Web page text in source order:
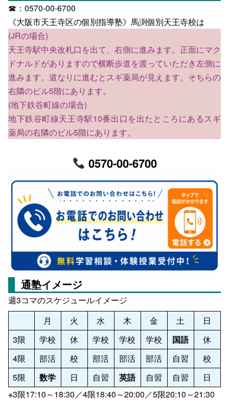
☎：0570-00-6700
《大阪市天王寺区の個別指導塾》馬渕個別天王寺校は
(JRの場合)
天王寺駅中央改札口を出て、右側に進みます。正面にマク
ドナルドがありますので横断歩道を渡っていただき左側に
進みます。道なりに進むとスギ薬局が見えます。そちらの
右隣のビル5階にあります。
(地下鉄谷町線の場合)
地下鉄谷町線天王寺駅10番出口を出たところにあるスギ
薬局の右隣のビル5階にあります。
0570-00-6700
通塾イメージ
週3コマのスケジュールイメージ
月
火 水 木 金 土
日
3限
学校 休 学校 学校 学校 国語
休
4限
部活 校 部活 部活 部活 自習
校
5限
数学 日 自習 英語 自習 自習
日
※3限17:10～18:30／4限18:40～20:00／5限20:10～21:30